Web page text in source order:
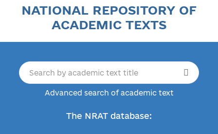
NATIONAL REPOSITORY OF
ACADEMIC TEXTS
Advanced search of academic text
The NRAT database: